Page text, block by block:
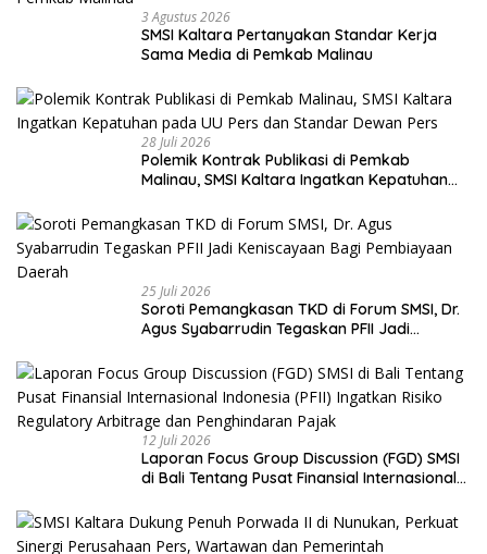
3 Agustus 2026
SMSI Kaltara Pertanyakan Standar Kerja
Sama Media di Pemkab Malinau
28 Juli 2026
Polemik Kontrak Publikasi di Pemkab
Malinau, SMSI Kaltara Ingatkan Kepatuhan
25 Juli 2026
Soroti Pemangkasan TKD di Forum SMSI, Dr.
Agus Syabarrudin Tegaskan PFII Jadi
12 Juli 2026
Laporan Focus Group Discussion (FGD) SMSI
di Bali Tentang Pusat Finansial Internasional
Arbitrage dan Penghindaran Pajak